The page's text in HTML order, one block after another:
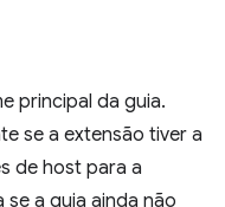
principal da guia.
se a extensão tiver a
de host para a
se a guia ainda não